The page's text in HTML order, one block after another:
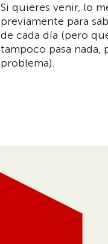
Si quieres venir, lo
previamente para
de cada día (pero
tampoco pasa nada,
problema).